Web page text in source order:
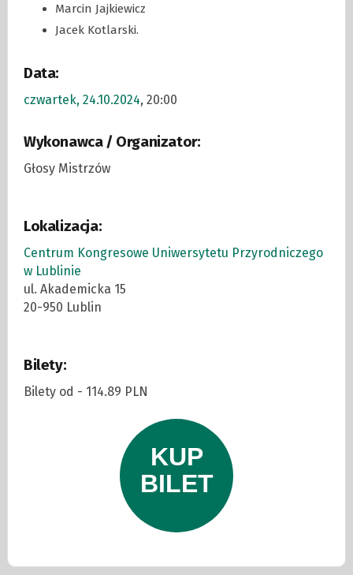
Marcin Jajkiewicz
Jacek Kotlarski.
Data:
czwartek, 24.10.2024, 20:00
Wykonawca / Organizator:
Głosy Mistrzów
Lokalizacja:
Centrum Kongresowe Uniwersytetu Przyrodniczego
w Lublinie
ul. Akademicka 15
20-950 Lublin
Bilety:
Bilety od - 114.89 PLN